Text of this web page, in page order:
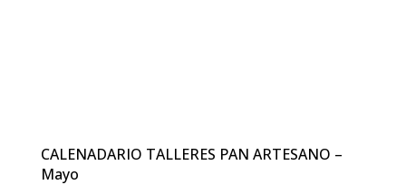
CALENADARIO TALLERES PAN ARTESANO –
Mayo